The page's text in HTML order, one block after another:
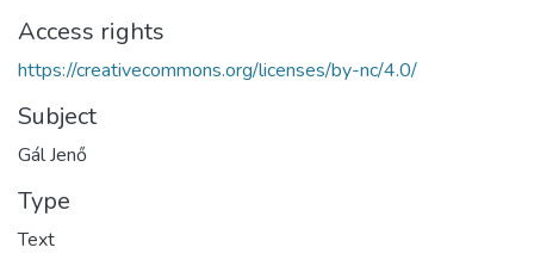
Access rights
https://creativecommons.org/licenses/by-nc/4.0/
Subject
Gál Jenő
Type
Text